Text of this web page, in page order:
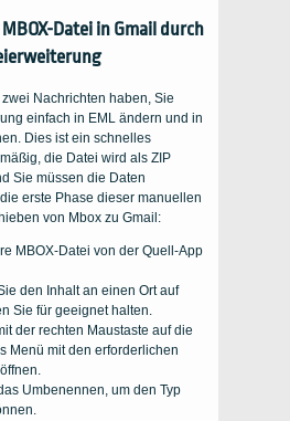
Datei in Gmail durch
Nachrichten haben, Sie
einfach in EML ändern und in
Dies ist ein schnelles
die Datei wird als ZIP
Sie müssen die Daten
erste Phase dieser manuellen
von Mbox zu Gmail:
MBOX-Datei von der Quell-App
den Inhalt an einen Ort auf
Sie für geeignet halten.
der rechten Maustaste auf die
Menü mit den erforderlichen
Umbenennen, um den Typ